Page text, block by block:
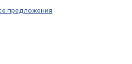
предложения